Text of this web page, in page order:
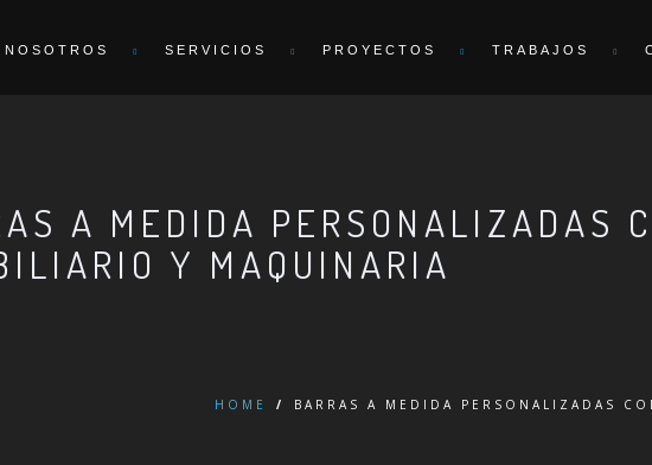
NOSOTROS SERVICIOS PROYECTOS TRABAJOS
A MEDIDA PERSONALIZADAS
Y MAQUINARIA
HOME / BARRAS A MEDIDA PERSONALIZADAS